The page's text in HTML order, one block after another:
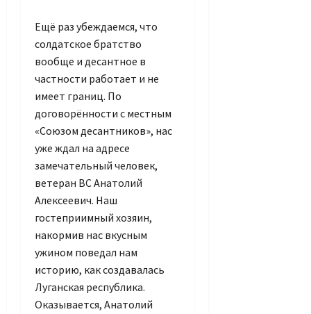
Ещё раз убеждаемся, что
солдатское братство
вообще и десантное в
частности работает и не
имеет границ. По
договорённости с местным
«Союзом десантников», нас
уже ждал на адресе
замечательный человек,
ветеран ВС Анатолий
Алексеевич. Наш
гостеприимный хозяин,
накормив нас вкусным
ужином поведал нам
историю, как создавалась
Луганская республика.
Оказывается, Анатолий